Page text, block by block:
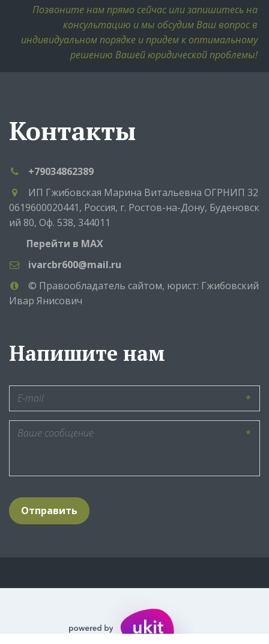
Позвоните нам прямо сейчас или запишитесь на
консультацию и мы обсудим Ваш вопрос в
индивидуальном порядке и придем к оптимальному
решению Вашей юридической проблемы!
Контакты
+79034862389
ИП Гжибовская Марина Витальевна ОГРНИП 32
0619600020441, Россия, г. Ростов-на-Дону, Буденовск
ий 80, Оф. 538, 344011
Перейти в MAX
ivarcbr600@mail.ru
© Правообладатель сайтом, юрист: Гжибовский
Ивар Янисович
Напишите нам
*
*
Отправить